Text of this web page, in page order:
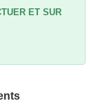
ET SUR